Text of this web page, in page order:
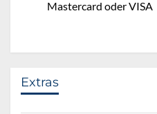
Mastercard oder VISA
Extras